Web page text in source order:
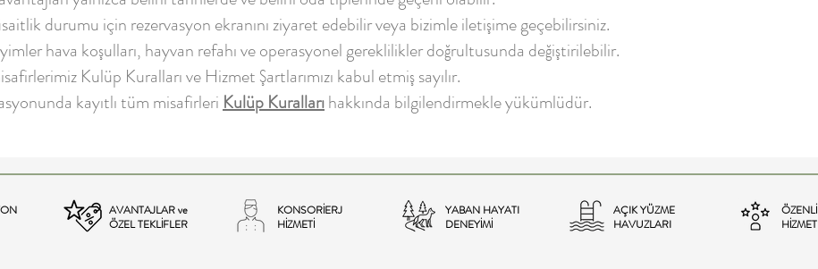
durumu için rezervasyon ekranını ziyaret edebilir veya bizimle iletişime geçebilirsiniz.
hava koşulları, hayvan refahı ve operasyonel gereklilikler doğrultusunda değiştirilebilir.
Kulüp Kuralları ve Hizmet Şartlarımızı kabul etmiş sayılır.
kayıtlı tüm misafirleriKulüp Kurallarıhakkında bilgilendirmekle yükümlüdür.
AVANTAJLAR ve
ÖZEL TEKLİFLER
KONSORİERJ
HİZMETİ
YABAN HAYATI
DENEYİMİ
AÇIK YÜZME
HAVUZLARI
ÖZENLİ
HİZMET